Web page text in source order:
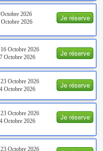
Je réserve
2026
2026
Je réserve
Octobre 2026
Octobre 2026
Je réserve
Octobre 2026
Octobre 2026
Je réserve
Octobre 2026
Octobre 2026
Octobre 2026